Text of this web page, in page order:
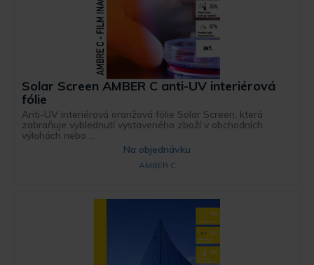
Solar Screen AMBER C anti-UV interiérová
fólie
Anti-UV interiérová oranžová fólie Solar Screen, která
zabraňuje vyblednutí vystaveného zboží v obchodních
výlohách nebo ...
Na objednávku
AMBER C